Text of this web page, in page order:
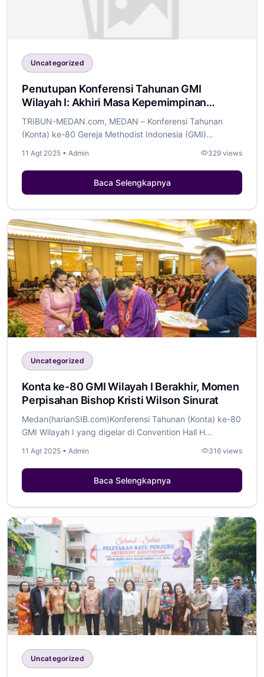
Uncategorized
Penutupan Konferensi Tahunan GMI
Wilayah I: Akhiri Masa Kepemimpinan
Bishop Kristi Wilson Sinurat
TRIBUN-MEDAN.com, MEDAN – Konferensi Tahunan
(Konta) ke-80 Gereja Methodist Indonesia (GMI)
11 Agt 2025 • Admin 329 views
Baca Selengkapnya
Uncategorized
Konta ke-80 GMI Wilayah I Berakhir, Momen
Perpisahan Bishop Kristi Wilson Sinurat
Medan(harianSIB.com)Konferensi Tahunan (Konta) ke-80
GMI Wilayah I yang digelar di Convention Hall H...
11 Agt 2025 • Admin 316 views
Baca Selengkapnya
Uncategorized